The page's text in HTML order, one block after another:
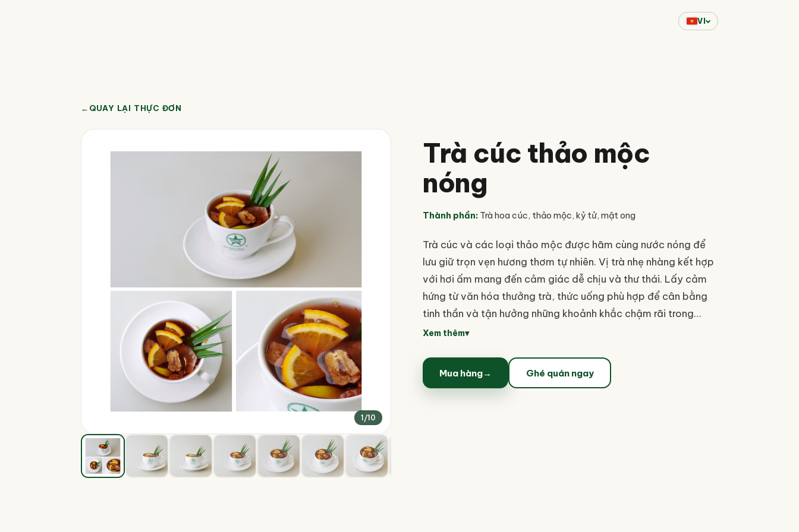
VI
← QUAY LẠI THỰC ĐƠN
1 /10
Trà cúc thảo mộc
nóng
Thành phần: Trà hoa cúc, thảo mộc, kỷ tử, mật ong
Trà cúc và các loại thảo mộc được hãm cùng nước nóng để
lưu giữ trọn vẹn hương thơm tự nhiên. Vị trà nhẹ nhàng kết hợp
với hơi ấm mang đến cảm giác dễ chịu và thư thái. Lấy cảm
hứng từ văn hóa thưởng trà, thức uống phù hợp để cân bằng
tinh thần và tận hưởng những khoảnh khắc chậm rãi trong
ngày.
Xem thêm▾
Mua hàng→ Ghé quán ngay